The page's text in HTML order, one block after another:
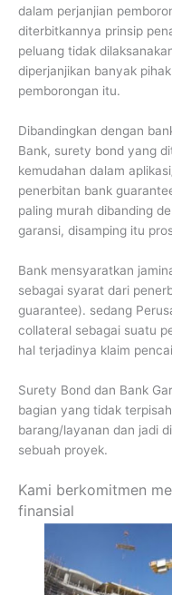
dalam perjanjian
diterbitkannya prinsip
peluang tidak
diperjanjikan banyak
pemborongan itu.
Dibandingkan dengan
Bank, surety bond yang
kemudahan dalam
penerbitan bank
paling murah dibanding
garansi, disamping itu
Bank mensyaratkan
sebagai syarat dari
guarantee). sedang
collateral sebagai suatu
hal terjadinya klaim
Surety Bond dan Bank
bagian yang tidak
barang/layanan dan jadi
sebuah proyek.
Kami berkomitmen
finansial